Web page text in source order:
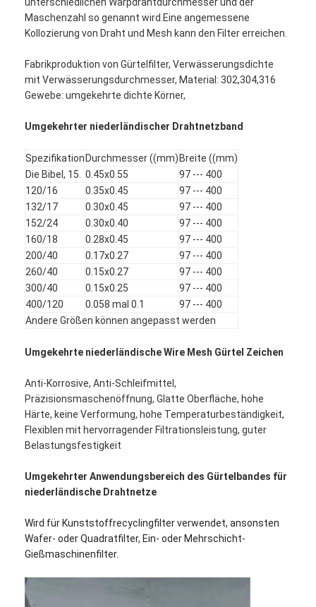
Startseite
Produkte
Maschenzahl so genannt wird.Eine angemessene
Kollozierung von Draht und Mesh kann den Filter erreichen.
Fabrikproduktion von Gürtelfilter, Verwässerungsdichte
mit Verwässerungsdurchmesser, Material: 302,304,316
Gewebe: umgekehrte dichte Körner,
Umgekehrter niederländischer Drahtnetzband
Spezifikation Durchmesser ((mm) Breite ((mm)
Die Bibel, 15.
0.45x0.55
97 --- 400
120/16
0.35x0.45
97 --- 400
132/17
0.30x0.45
97 --- 400
152/24
0.30x0.40
97 --- 400
160/18
0.28x0.45
97 --- 400
200/40
0.17x0.27
97 --- 400
260/40
0.15x0.27
97 --- 400
300/40
0.15x0.25
97 --- 400
400/120
0.058 mal 0.1
97 --- 400
Andere Größen können angepasst werden
Umgekehrte niederländische Wire Mesh Gürtel Zeichen
Anti-Korrosive, Anti-Schleifmittel,
Präzisionsmaschenöffnung, Glatte Oberfläche, hohe
Härte, keine Verformung, hohe Temperaturbeständigkeit,
Flexiblen mit hervorragender Filtrationsleistung, guter
Belastungsfestigkeit
Umgekehrter Anwendungsbereich des Gürtelbandes für
niederländische Drahtnetze
Wird für Kunststoffrecyclingfilter verwendet, ansonsten
Wafer- oder Quadratfilter, Ein- oder Mehrschicht-
Gießmaschinenfilter.